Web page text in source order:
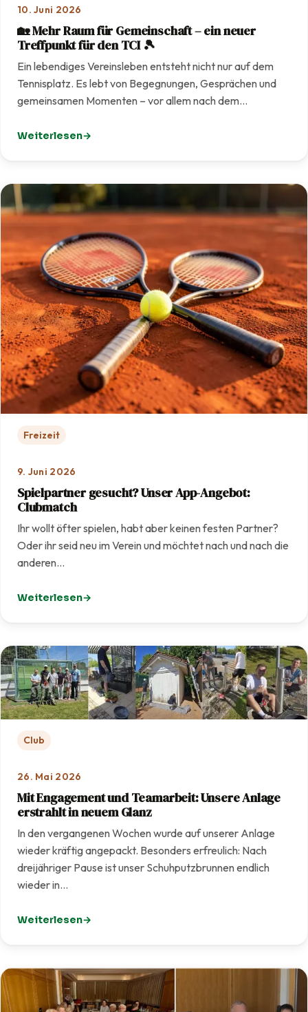
10. Juni 2026
🏡 Mehr Raum für Gemeinschaft – ein neuer
Treffpunkt für den TCI 🎾
Ein lebendiges Vereinsleben entsteht nicht nur auf dem
Tennisplatz. Es lebt von Begegnungen, Gesprächen und
gemeinsamen Momenten – vor allem nach dem…
Weiterlesen
: 🏡 Mehr Raum für Gemeinschaft – ein neuer Treffpunkt
Freizeit
9. Juni 2026
Spielpartner gesucht? Unser App-Angebot:
Clubmatch
Ihr wollt öfter spielen, habt aber keinen festen Partner?
Oder ihr seid neu im Verein und möchtet nach und nach die
anderen…
Weiterlesen
: Spielpartner gesucht? Unser App-Angebot: Clubmatch
Club
26. Mai 2026
Mit Engagement und Teamarbeit: Unsere Anlage
erstrahlt in neuem Glanz
In den vergangenen Wochen wurde auf unserer Anlage
wieder kräftig angepackt. Besonders erfreulich: Nach
dreijähriger Pause ist unser Schuhputzbrunnen endlich
wieder in…
Weiterlesen
: Mit Engagement und Teamarbeit: Unsere Anlage